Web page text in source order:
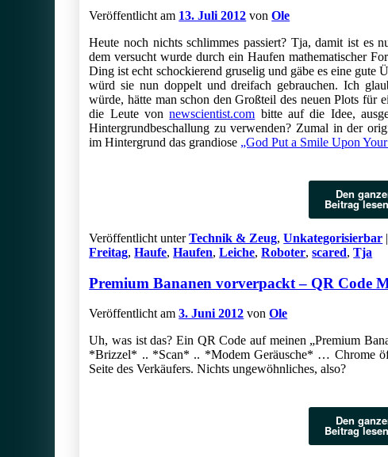
Veröffentlicht am 13. Juli 2012 vonOle
Heute noch nichts schlimmes passiert? Tja, damit ist es
dem versucht wurde durch ein Haufen mathematischer
Ding ist echt schockierend gruselig und gäbe es eine gute
würd sie nun doppelt und dreifach gebrauchen. Ich
würde, hätte man schon den Großteil des neuen Plots für
die Leute vonnewscientist.com bitte auf die Idee,
Hintergrundbeschallung zu verwenden? Zumal in der
im Hintergrund das grandiose „God Put a Smile Upon
Den
Beitrag
Veröffentlicht unter Technik & Zeug,Unkategorisierbar
Freitag,Haufe,Haufen,Leiche,Roboter,scared,Tja
Premium Bananen vorverpackt – QR Code
Veröffentlicht am3. Juni 2012 vonOle
Uh, was ist das? Ein QR Code auf meinen „Premium
*Brizzel* .. *Scan* .. *Modem Geräusche* … Chrome
Seite des Verkäufers. Nichts ungewöhnliches, also?
Den
Beitrag